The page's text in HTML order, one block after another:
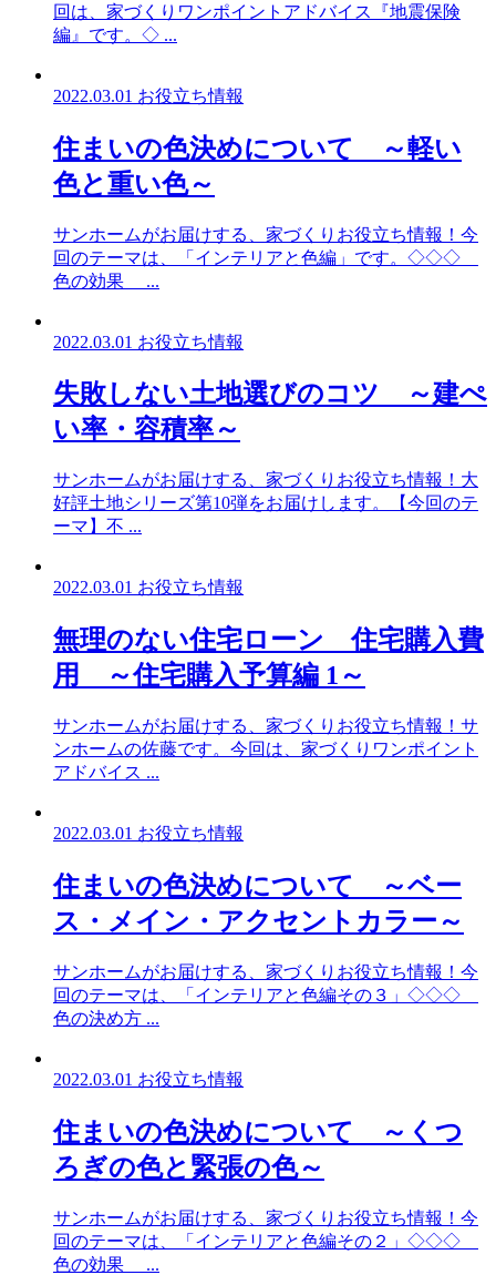
回は、家づくりワンポイントアドバイス『地震保険
編』です。◇ ...
2022.03.01 お役立ち情報
住まいの色決めについて ～軽い
色と重い色～
サンホームがお届けする、家づくりお役立ち情報！今
回のテーマは、「インテリアと色編」です。◇◇◇
色の効果 ...
2022.03.01 お役立ち情報
失敗しない土地選びのコツ ～建ぺ
い率・容積率～
サンホームがお届けする、家づくりお役立ち情報！大
好評土地シリーズ第10弾をお届けします。【今回のテ
ーマ】不 ...
2022.03.01 お役立ち情報
無理のない住宅ローン 住宅購入費
用 ～住宅購入予算編 1～
サンホームがお届けする、家づくりお役立ち情報！サ
ンホームの佐藤です。今回は、家づくりワンポイント
アドバイス ...
2022.03.01 お役立ち情報
住まいの色決めについて ～ベー
ス・メイン・アクセントカラー～
サンホームがお届けする、家づくりお役立ち情報！今
回のテーマは、「インテリアと色編その３」◇◇◇
色の決め方 ...
2022.03.01 お役立ち情報
住まいの色決めについて ～くつ
ろぎの色と緊張の色～
サンホームがお届けする、家づくりお役立ち情報！今
回のテーマは、「インテリアと色編その２」◇◇◇
色の効果 ...